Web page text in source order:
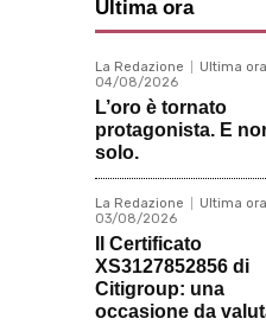
Ultima ora
La Redazione
Ultima ora
04/08/2026
L’oro è tornato
protagonista. E
solo.
La Redazione
Ultima ora
03/08/2026
Il Certificato
XS3127852856 di
Citigroup: una
occasione da